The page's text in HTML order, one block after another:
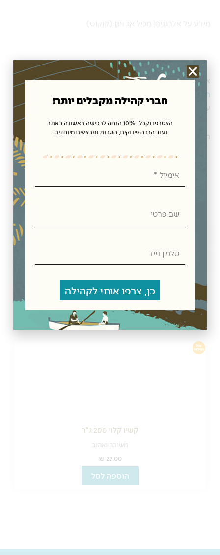
מידע על אלרגנים: מכיל אגוזים (קוקוס)
אצלנו בחנות תנובת כנרת, תוכלו לרכוש אגוזים, פירות יבשים,
תמרים
עשרות מוצרים נפלאים ואיכותיים.
הזמינו בחנות האון ליין שלנו וקבלו במשלוח מהיר עד הבית.
מוצרים קשורים
קרקרים אפויים בטעם גבינה
חברי קהילה מקבלים יותר!
הצטרפו וקבלו 10% הנחה לרכישה ראשונה באתר
ועוד הרבה פינוקים, הטבות ומבצעים מיוחדים.
פרטי
נייד
כן, צרפו אותי לקהילה